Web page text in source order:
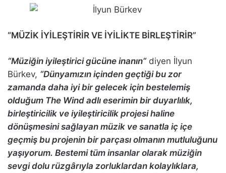
“MÜZİK İYİLEŞTİRİR VE İYİLİKTE BİRLEŞTİRİR”
“Müziğin iyileştirici gücüne inanın” diyen İlyun
Bürkev, “Dünyamızın içinden geçtiği bu zor
zamanda daha iyi bir gelecek için bestelemiş
olduğum The Wind adlı eserimin bir duyarlılık,
birleştiricilik ve iyileştiricilik projesi haline
dönüşmesini sağlayan müzik ve sanatla iç içe
geçmiş bu projenin bir parçası olmanın mutluluğunu
yaşıyorum. Bestemi tüm insanlar olarak müziğin
sevgi dolu rüzgârıyla zorluklardan kolaylıklara,